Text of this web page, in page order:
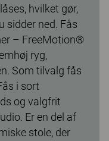
hvilket gør,
sidder ned. Fås
– FreeMotion®
ryg,
Som tilvalg fås
i sort
og valgfrit
Er en del af
stole, der